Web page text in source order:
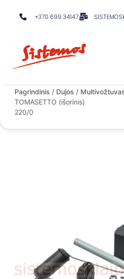
+370 699 34147
Pagrindinis / Dujos /
TOMASETTO (išorinis)
220/0